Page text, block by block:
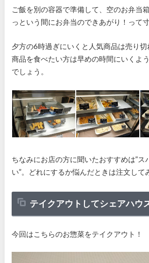
ご飯を別の容器で準備して、空のお弁当
っという間にお弁当のできあがり！って寸
夕方の6時過ぎにいくと人気商品は売り
商品を食べたい方は早めの時間にいくよ
でしょう。
ちなみにお店の方に聞いたおすすめは”ス
い”。どれにするか悩んだときは注文して
テイクアウトしてシェアハウ
今回はこちらのお惣菜をテイクアウト！